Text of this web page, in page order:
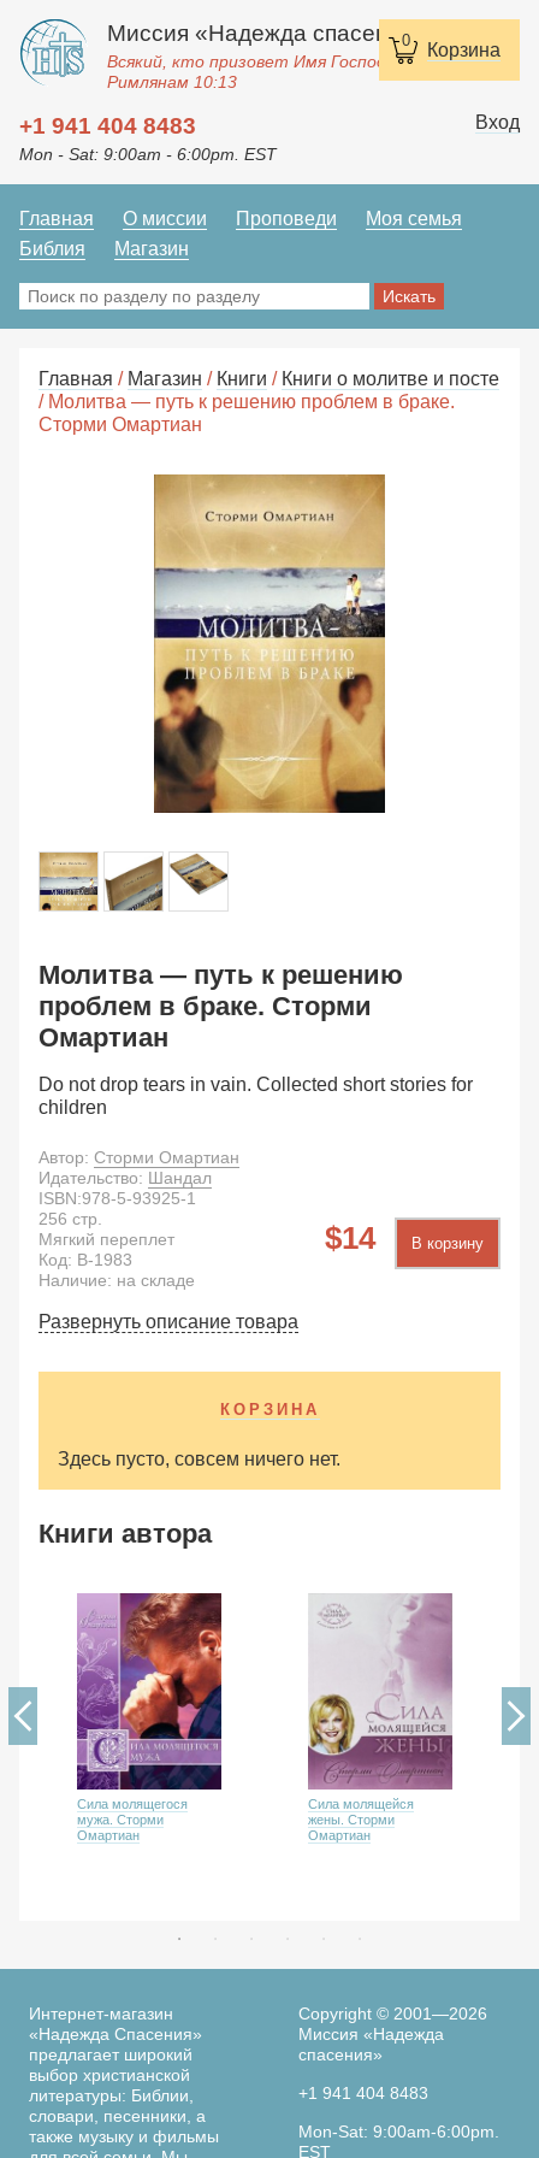
0 Корзина
Миссия «Надежда спасения»
Всякий, кто призовет Имя Господне, спасется.
Римлянам 10:13
+1 941 404 8483
Mon - Sat: 9:00am - 6:00pm. EST
Вход
Главная О миссии Проповеди
Моя семья
Библия
Магазин
Главная / Магазин / Книги / Книги о молитве и посте
/ Молитва — путь к решению проблем в браке.
Сторми Омартиан
Молитва — путь к решению
проблем в браке. Сторми
Омартиан
Do not drop tears in vain. Collected short stories for
children
Автор: Сторми Омартиан
Идательство: Шандал
14 В корзину
ISBN:978-5-93925-1
256 стр.
Мягкий переплет
Код: B-1983
Наличие: на складе
Развернуть описание товара
КОРЗИНА
Здесь пусто, совсем ничего нет.
Книги автора
Сила молящегося
мужа. Сторми
Омартиан
Сила молящейся
жены. Сторми
Омартиан
Интернет-магазин
«Надежда Спасения»
предлагает широкий
выбор христианской
литературы: Библии,
словари, песенники, а
также музыку и фильмы
Copyright © 2001—2026
Миссия «Надежда
спасения»
+1 941 404 8483
Mon-Sat: 9:00am-6:00pm.
EST